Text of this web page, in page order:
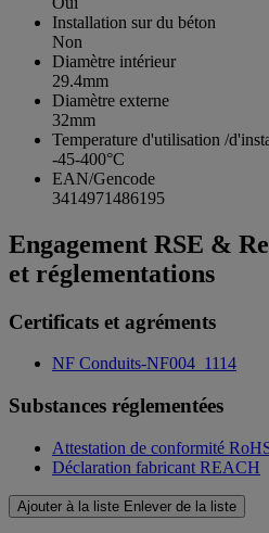
Installation sur du béton
Non
Diamètre intérieur
29.4mm
Diamètre externe
32mm
Temperature d'utilisation /
-45-400°C
EAN/Gencode
3414971486195
Engagement RSE &
et réglementations
Certificats et agréments
NF Conduits-NF004_1114
Substances réglementées
Attestation de conformité
Déclaration fabricant REACH
Ajouter à la liste Enlever de la liste